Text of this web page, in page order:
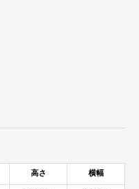
高さ 横幅